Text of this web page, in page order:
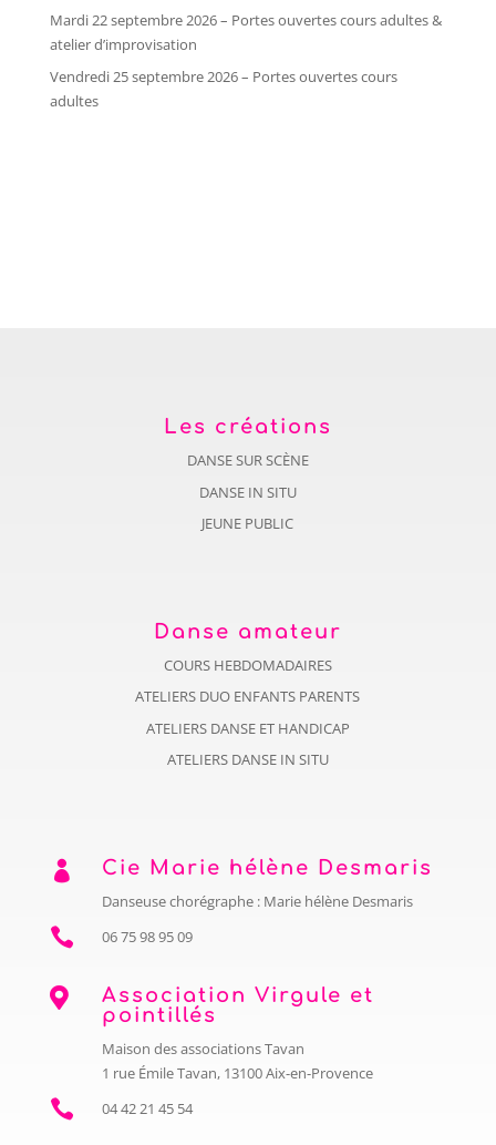
Mardi 22 septembre 2026 – Portes ouvertes cours adultes &
atelier d’improvisation
Vendredi 25 septembre 2026 – Portes ouvertes cours
adultes
Les créations
DANSE SUR SCÈNE
DANSE IN SITU
JEUNE PUBLIC
Danse amateur
COURS HEBDOMADAIRES
ATELIERS DUO ENFANTS PARENTS
ATELIERS DANSE ET HANDICAP
ATELIERS DANSE IN SITU
 Cie Marie hélène Desmaris
Danseuse chorégraphe : Marie hélène Desmaris
 06 75 98 95 09

Association Virgule et
pointillés
Maison des associations Tavan
1 rue Émile Tavan, 13100 Aix-en-Provence
 04 42 21 45 54